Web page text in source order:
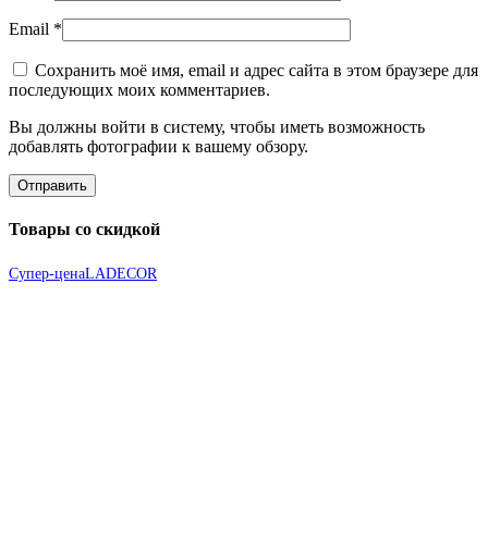
Email *
Сохранить моё имя, email и адрес сайта в этом браузере для
последующих моих комментариев.
Вы должны войти в систему, чтобы иметь возможность
добавлять фотографии к вашему обзору.
Товары со скидкой
Супер-ценаLADECOR